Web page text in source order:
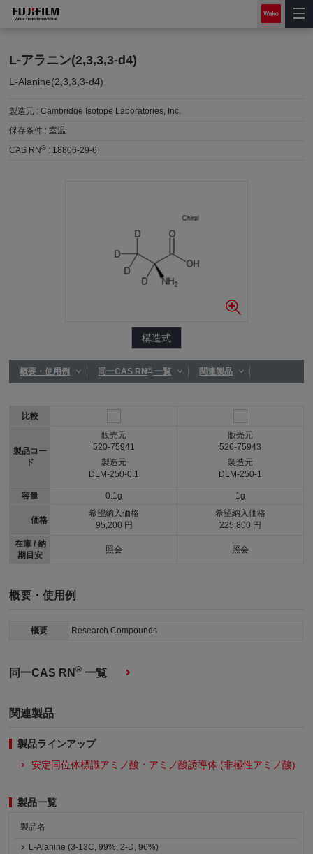
L-アラニン(2,3,3,3-d4)
L-Alanine(2,3,3,3-d4)
製造元 :Cambridge Isotope Laboratories, Inc.
保存条件 :室温
CAS RN® : 18806-29-6
構造式
概要・使用例 同一CAS RN®一覧 関連製品
比較
製品コー
ド
容量
価格
在庫 / 納
期目安
販売元
520-75941
製造元
DLM-250-0.1
0.1g
希望納入価格
95,200 円
照会
販売元
526-75943
製造元
DLM-250-1
1g
希望納入価格
225,800 円
照会
概要・使用例
概要 Research Compounds
同一CAS RN® 一覧
関連製品
製品ラインアップ
安定同位体標識アミノ酸・アミノ酸誘導体 (非極性アミノ酸)
製品一覧
製品名
L-Alanine (3-13C, 99%; 2-D, 96%)